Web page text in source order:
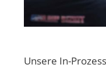
Unsere In-